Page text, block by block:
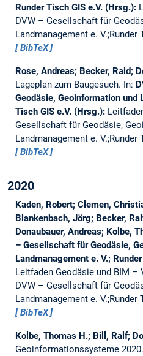
Runder Tisch GIS e.V. (Hrsg.):
DVW – Gesellschaft für
Landmanagement e. V.;Runder
BibTeX
Rose, Andreas; Becker, Rald;
Lageplan zum Baugesuch. In:
Geodäsie, Geoinformation und
Tisch GIS e.V. (Hrsg.):
Gesellschaft für Geodäsie,
Landmanagement e. V.;Runder
BibTeX
2020
Kaden, Robert; Clemen,
Blankenbach, Jörg; Becker,
Donaubauer, Andreas; Kolbe,
– Gesellschaft für Geodäsie,
Landmanagement e. V.;
Leitfaden Geodäsie und BIM –
DVW – Gesellschaft für
Landmanagement e. V.;Runder
BibTeX
Kolbe, Thomas H.; Bill, Ralf;
Geoinformationssysteme 2020.